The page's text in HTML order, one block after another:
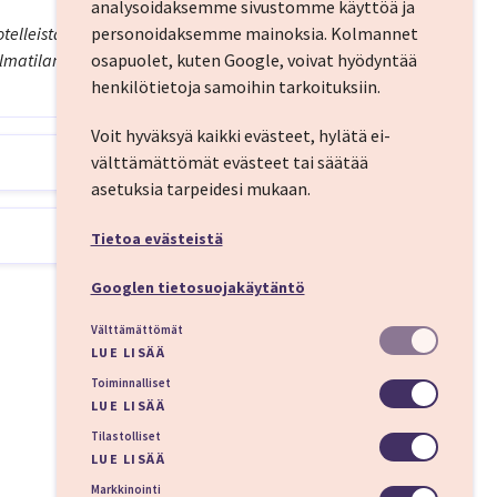
löydät
koko
ja maisemia.
saaren upeisiin
analysoidaksemme sivustomme käyttöä ja
personoidaksemme mainoksia. Kolmannet
osapuolet, kuten Google, voivat hyödyntää
henkilötietoja samoihin tarkoituksiin.
Voit hyväksyä kaikki evästeet, hylätä ei-
välttämättömät evästeet tai säätää
asetuksia tarpeidesi mukaan.
Tietoa evästeistä
Googlen tietosuojakäytäntö
Välttämättömät
LUE LISÄÄ
Toiminnalliset
LUE LISÄÄ
Tilastolliset
LUE LISÄÄ
Markkinointi